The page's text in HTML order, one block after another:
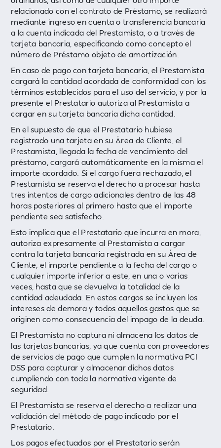
relacionado con el contrato de Préstamo, se realizará
mediante ingreso en cuenta o transferencia bancaria
a la cuenta indicada del Prestamista, o a través de
tarjeta bancaria, especificando como concepto el
número de Préstamo objeto de amortización.
En caso de pago con tarjeta bancaria, el Prestamista
cargará la cantidad acordada de conformidad con los
términos establecidos para el uso del servicio, y por la
presente el Prestatario autoriza al Prestamista a
cargar en su tarjeta bancaria dicha cantidad.
En el supuesto de que el Prestatario hubiese
registrado una tarjeta en su Área de Cliente, el
Prestamista, llegada la fecha de vencimiento del
préstamo, cargará automáticamente en la misma el
importe acordado. Si el cargo fuera rechazado, el
Prestamista se reserva el derecho a procesar hasta
tres intentos de cargo adicionales dentro de las 48
horas posteriores al primero hasta que el importe
pendiente sea satisfecho.
Esto implica que el Prestatario que incurra en mora,
autoriza expresamente al Prestamista a cargar
contra la tarjeta bancaria registrada en su Área de
Cliente, el importe pendiente a la fecha del cargo o
cualquier importe inferior a este, en una o varias
veces, hasta que se devuelva la totalidad de la
cantidad adeudada. En estos cargos se incluyen los
intereses de demora y todos aquellos gastos que se
originen como consecuencia del impago de la deuda.
El Prestamista no captura ni almacena los datos de
las tarjetas bancarias, ya que cuenta con proveedores
de servicios de pago que cumplen la normativa PCI
DSS para capturar y almacenar dichos datos
cumpliendo con toda la normativa vigente de
seguridad.
El Prestamista se reserva el derecho a realizar una
validación del método de pago indicado por el
Prestatario.
Los pagos efectuados por el Prestatario serán